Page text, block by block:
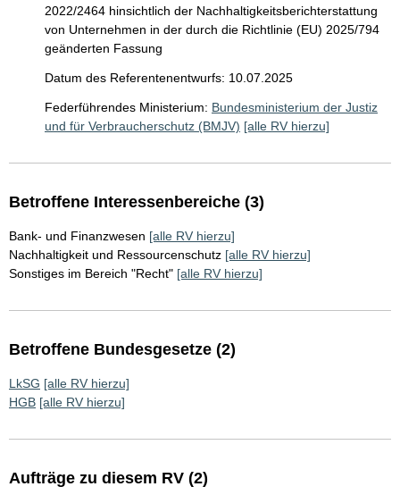
2022/2464 hinsichtlich der Nachhaltigkeitsberichterstattung
von Unternehmen in der durch die Richtlinie (EU) 2025/794
geänderten Fassung
Datum des Referentenentwurfs: 10.07.2025
Federführendes Ministerium: Bundesministerium der Justiz
und für Verbraucherschutz (BMJV) [alle RV hierzu]
Betroffene Interessenbereiche (3)
Bank- und Finanzwesen [alle RV hierzu]
Nachhaltigkeit und Ressourcenschutz [alle RV hierzu]
Sonstiges im Bereich "Recht" [alle RV hierzu]
Betroffene Bundesgesetze (2)
LkSG [alle RV hierzu]
HGB [alle RV hierzu]
Aufträge zu diesem RV (2)